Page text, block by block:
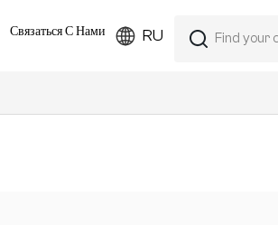
RU
Связаться С Нами